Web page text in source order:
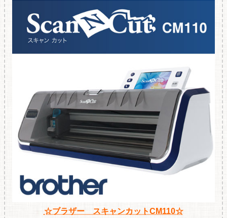
☆ブラザー スキャンカットCM110☆